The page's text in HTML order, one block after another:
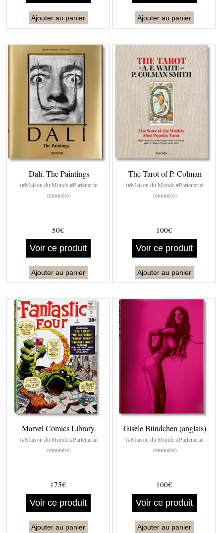
Ajouter au panier Ajouter au panier
Dalí. The Paintings
(#Maison du Monde #Partenariat
rémunéré)
50€
Voir ce produit
Ajouter au panier
The Tarot of P. Colman
(#Maison du Monde #Partenariat
rémunéré)
100€
Voir ce produit
Ajouter au panier
Marvel Comics Library.
(#Maison du Monde #Partenariat
rémunéré)
175€
Voir ce produit
Ajouter au panier
Gisele Bündchen (anglais)
(#Maison du Monde #Partenariat
rémunéré)
100€
Voir ce produit
Ajouter au panier